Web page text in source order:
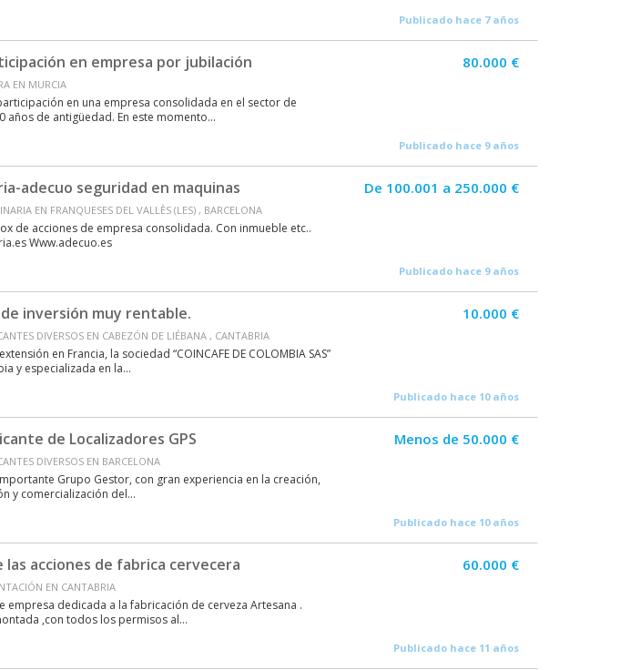
Publicado hace 7 años
en empresa por jubilación
EN MURCIA
en una empresa consolidada en el sector de
años de antigüedad. En este momento...
80.000 €
Publicado hace 9 años
adecuo seguridad en maquinas
EN FRANQUESES DEL VALLÈS (LES) , BARCELONA
de acciones de empresa consolidada. Con inmueble etc..
Www.adecuo.es
De 100.001 a 250.000 €
Publicado hace 9 años
inversión muy rentable.
DIVERSOS EN CABEZÓN DE LIÉBANA , CANTABRIA
en Francia, la sociedad “COINCAFE DE COLOMBIA SAS”
y especializada en la...
10.000 €
Publicado hace 10 años
de Localizadores GPS
DIVERSOS EN BARCELONA
Grupo Gestor, con gran experiencia en la creación,
y comercialización del...
Menos de 50.000 €
Publicado hace 10 años
las acciones de fabrica cervecera
EN CANTABRIA
empresa dedicada a la fabricación de cerveza Artesana .
,con todos los permisos al...
60.000 €
Publicado hace 11 años